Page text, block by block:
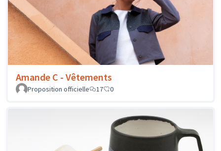
Amande C - Vêtements
Proposition officielle 17 0